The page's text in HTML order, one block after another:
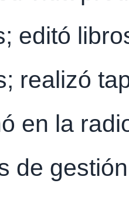
editó
realizó
en la
de